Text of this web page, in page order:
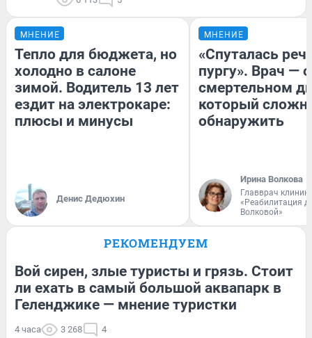
МНЕНИЕ
Тепло для бюджета, но
холодно в салоне
зимой. Водитель 13 лет
ездит на электрокаре:
плюсы и минусы
Денис Дедюхин
МНЕНИЕ
«Спуталась
пургу». Врач — о
смертельном
который
обнаружить
Ирина Волкова
Главврач
«Реабилитация
Волковой»
РЕКОМЕНДУЕМ
Вой сирен, злые туристы и грязь. Стоит
ли ехать в самый большой аквапарк в
Геленджике — мнение туристки
4 часа 3 268 4